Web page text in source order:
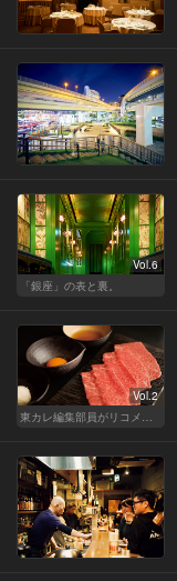
Vol.6
「銀座」の表と裏。
Vol.2
東カレ編集部員がリコメンドする俺の東京No.1焼肉